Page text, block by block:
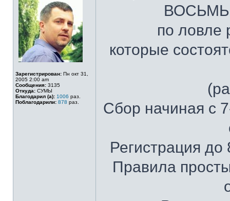
Зарегистрирован: Пн окт 31,
2005 2:00 am
Сообщения: 3135
Откуда: СУМЫ
Благодарил (а): 1006 раз.
Поблагодарили: 878 раз.
по ловле
которые
Сбор начиная с
Регистрация
Правила